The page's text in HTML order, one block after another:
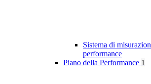
Sistema di
performance
Piano della Performance 1